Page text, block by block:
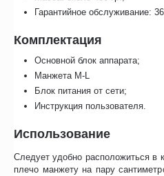
Гарантийное обслуживание:
Комплектация
Основной блок аппарата;
Манжета M-L
Блок питания от сети;
Инструкция пользователя.
Использование
Следует удобно расположиться в
плечо манжету на пару